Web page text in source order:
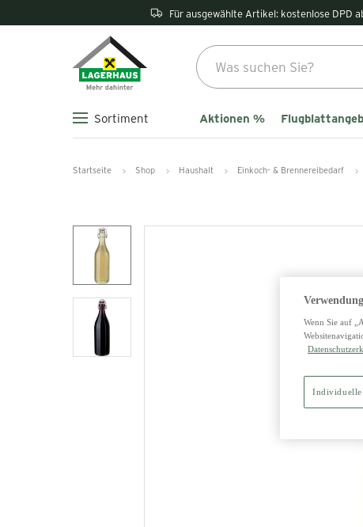
Für ausgewählte Artikel: kostenlose DPD
Sortiment Aktionen %
Startseite Shop Haushalt Einkoch- & Brennereibedarf
Wenn Sie auf
Individuelle